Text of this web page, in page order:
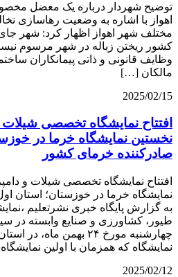
توضیح شهردار درباره یک معضل
اهواز با اشاره به وضعیت رهاسازی
مختلف شهر اهواز اظهار کرد: شهر
کشور ریختن زباله در شهر مرسوم
وظایف قانونی و ذاتی پیمانکاران
مالکان […]
2025/02/15
افتتاح نمایشگاه تخصصی
نخستین نمایشگاه خرما در
صادرکننده خرمای کشور
افتتاح نمایشگاه تخصصی شیلات و
نمایشگاه خرما در خوزستان؛ استان
به گزارش پایگاه خبری نشرتعلیم
طیور، کشاورزی و صنایع وابسته در
چهارشنبه مورخ ۲۴ بهمن
نمایشگاه که همزمان با اولین
2025/02/12